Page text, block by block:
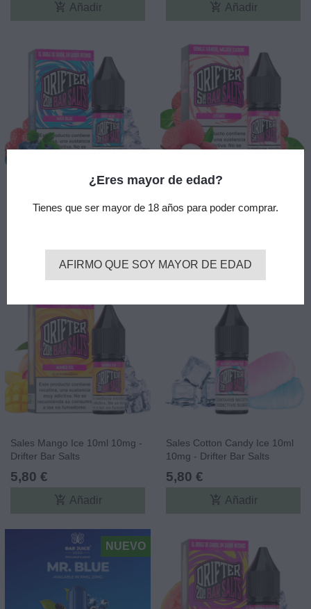
add_shopping_cart Añadir add_shopping_cart Añadir
Drifter Bar Salts
add_shopping_cart
Drifter Bar Salts
add_shopping_cart
Sales Mango Ice 10ml 10mg -
Drifter Bar Salts
5,80 €
add_shopping_cart Añadir
Sales Cotton Candy Ice 10ml
10mg - Drifter Bar Salts
5,80 €
add_shopping_cart Añadir
NUEVO
¿Eres mayor de edad?
Tienes que ser mayor de 18 años para poder comprar.
AFIRMO QUE SOY MAYOR DE EDAD